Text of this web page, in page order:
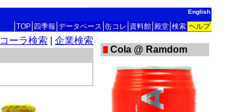
TOP 四季報 データベース 缶コレ 資料館 殿堂 検索 ヘルプ
English
コーラ検索 企業検索
Cola @ Ramdom